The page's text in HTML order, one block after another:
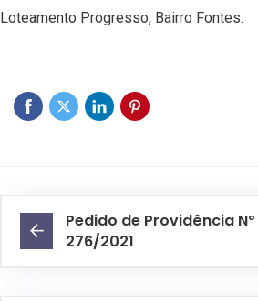
Loteamento Progresso, Bairro Fontes.
Pedido de Providência Nº
276/2021